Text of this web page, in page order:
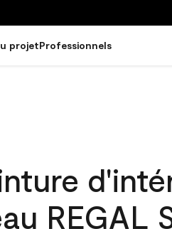
projetProfessionnels
REGAL